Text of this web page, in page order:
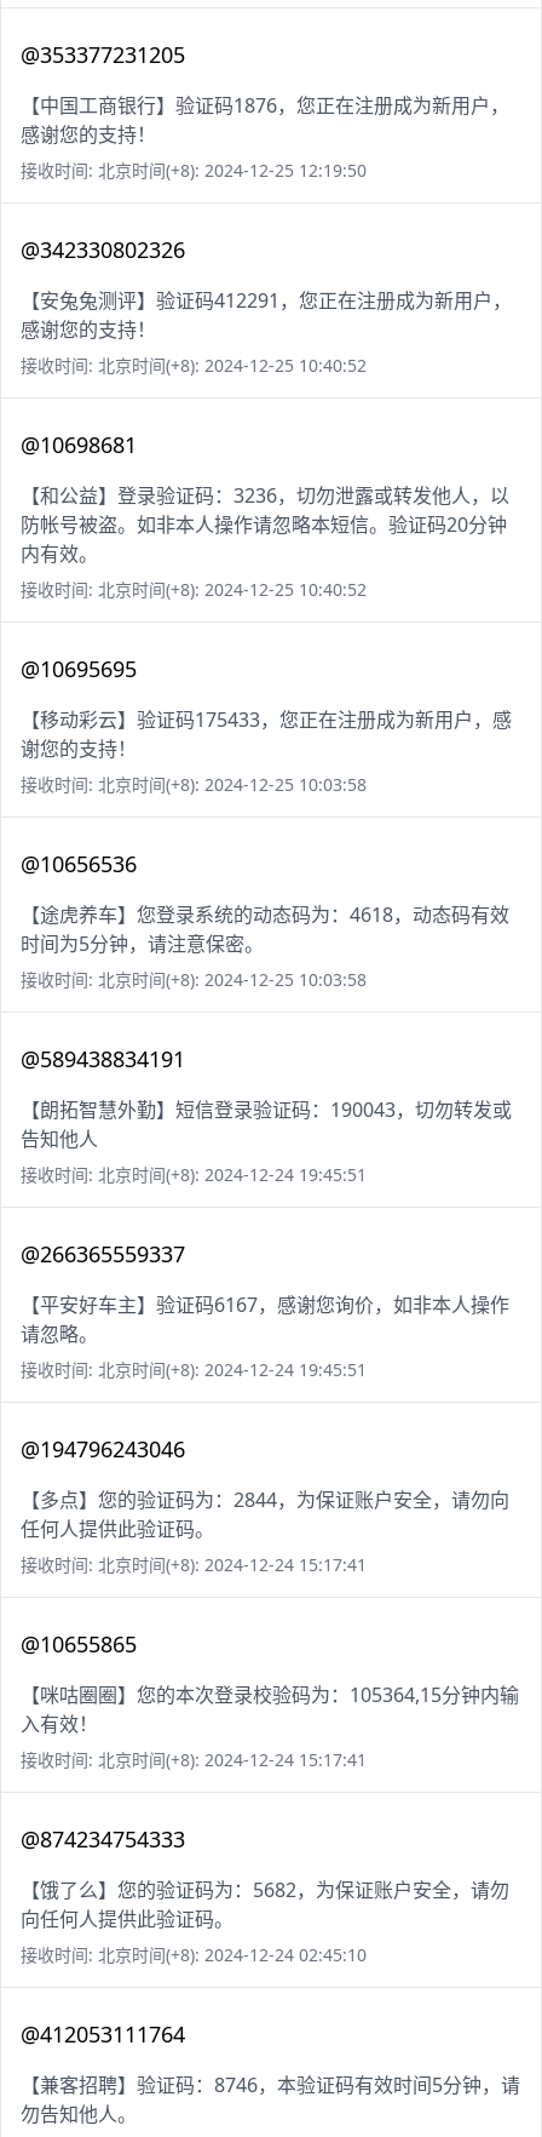
@353377231205
【中国工商银行】验证码1876，您正在注册成为新用户，
感谢您的支持！
接收时间: 北京时间(+8): 2024-12-25 12:19:50
@342330802326
【安兔兔测评】验证码412291，您正在注册成为新用户，
感谢您的支持！
接收时间: 北京时间(+8): 2024-12-25 10:40:52
@10698681
【和公益】登录验证码：3236，切勿泄露或转发他人，以
防帐号被盗。如非本人操作请忽略本短信。验证码20分钟
内有效。
接收时间: 北京时间(+8): 2024-12-25 10:40:52
@10695695
【移动彩云】验证码175433，您正在注册成为新用户，感
谢您的支持！
接收时间: 北京时间(+8): 2024-12-25 10:03:58
@10656536
【途虎养车】您登录系统的动态码为：4618，动态码有效
时间为5分钟，请注意保密。
接收时间: 北京时间(+8): 2024-12-25 10:03:58
@589438834191
【朗拓智慧外勤】短信登录验证码：190043，切勿转发或
告知他人
接收时间: 北京时间(+8): 2024-12-24 19:45:51
@266365559337
【平安好车主】验证码6167，感谢您询价，如非本人操作
请忽略。
接收时间: 北京时间(+8): 2024-12-24 19:45:51
@194796243046
【多点】您的验证码为：2844，为保证账户安全，请勿向
任何人提供此验证码。
接收时间: 北京时间(+8): 2024-12-24 15:17:41
@10655865
【咪咕圈圈】您的本次登录校验码为：105364,15分钟内输
入有效！
接收时间: 北京时间(+8): 2024-12-24 15:17:41
@874234754333
【饿了么】您的验证码为：5682，为保证账户安全，请勿
向任何人提供此验证码。
接收时间: 北京时间(+8): 2024-12-24 02:45:10
@412053111764
【兼客招聘】验证码：8746，本验证码有效时间5分钟，请
勿告知他人。